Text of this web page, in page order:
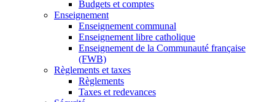
Budgets et comptes
Enseignement
Enseignement communal
Enseignement libre catholique
Enseignement de la Communauté française
(FWB)
Règlements et taxes
Règlements
Taxes et redevances